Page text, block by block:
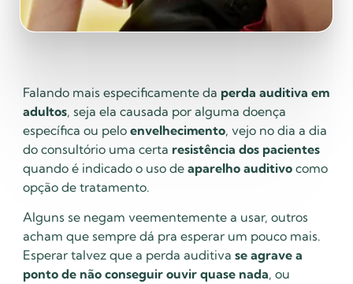
Falando mais especificamente da perda auditiva em
adultos, seja ela causada por alguma doença
específica ou peloenvelhecimento, vejo no dia a dia
do consultório uma certa resistência dos pacientes
quando é indicado o uso deaparelho auditivo como
opção de tratamento.
Alguns se negam veementemente a usar, outros
acham que sempre dá pra esperar um pouco mais.
Esperar talvez que a perda auditivase agrave a
ponto de não conseguir ouvir quase nada, ou